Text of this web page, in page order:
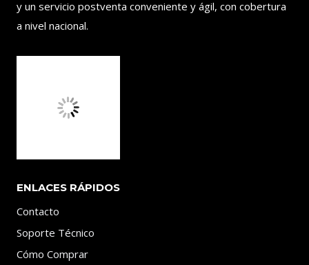
y un servicio postventa conveniente y ágil, con cobertura
a nivel nacional.
ENLACES RÁPIDOS
Contacto
Soporte Técnico
Cómo Comprar